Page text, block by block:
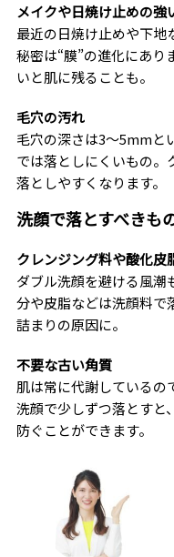
メイクや日焼け止めの強
最近の日焼け止めや下地
秘密は“膜”の進化にあり
いと肌に残ることも。
毛穴の汚れ
毛穴の深さは3〜5mmと
では落としにくいもの。
落としやすくなります。
洗顔で落とすべきも
クレンジング料や酸化皮
ダブル洗顔を避ける風潮
分や皮脂などは洗顔料で
詰まりの原因に。
不要な古い角質
肌は常に代謝しているの
洗顔で少しずつ落とすと
防ぐことができます。